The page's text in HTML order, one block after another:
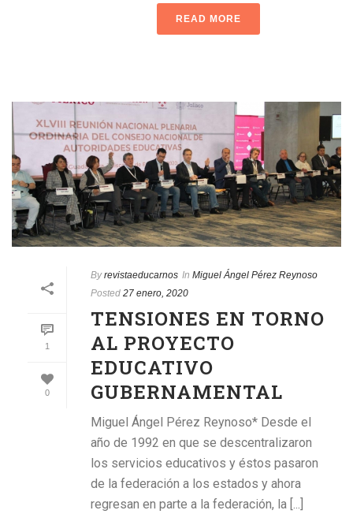
READ MORE
1
0
By revistaeducarnos In Miguel Ángel Pérez Reynoso
Posted 27 enero, 2020
TENSIONES EN TORNO
AL PROYECTO
EDUCATIVO
GUBERNAMENTAL
Miguel Ángel Pérez Reynoso* Desde el
año de 1992 en que se descentralizaron
los servicios educativos y éstos pasaron
de la federación a los estados y ahora
regresan en parte a la federación, la [...]